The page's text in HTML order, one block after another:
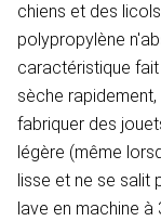
chiens et des
polypropylène
caractéristique
sèche
fabriquer des
légère (même
lisse et ne se salit
lave en machine à